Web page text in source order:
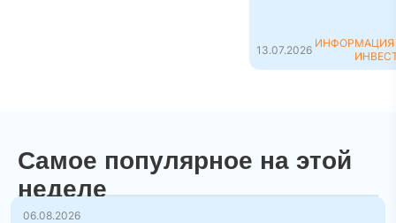
13.07.2026 ИНФОРМАЦИЯ
Самое популярное на этой
неделе
06.08.2026